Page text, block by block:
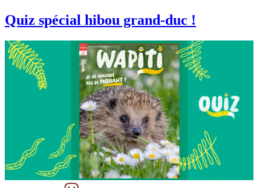
Quiz spécial hibou grand-duc !